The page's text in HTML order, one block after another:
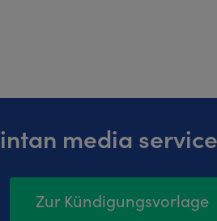
media
Zur Kündigungsvorlage